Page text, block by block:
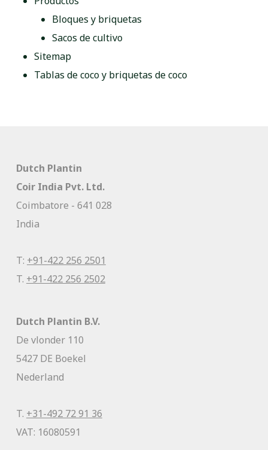
Bloques y briquetas
Sacos de cultivo
Sitemap
Tablas de coco y briquetas de coco
Dutch Plantin
Coir India Pvt. Ltd.
Coimbatore - 641 028
India
T: +91-422 256 2501
T. +91-422 256 2502
Dutch Plantin B.V.
De vlonder 110
5427 DE Boekel
Nederland
T. +31-492 72 91 36
VAT: 16080591